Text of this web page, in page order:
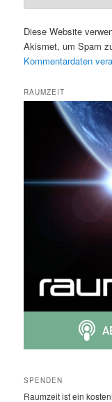
Diese Website
Akismet, um Spam
Kommentardaten
RAUMZEIT
SPENDEN
Raumzeit ist ein